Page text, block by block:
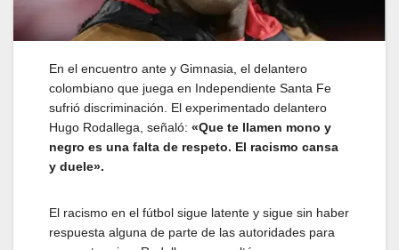
En el encuentro ante y Gimnasia, el delantero
colombiano que juega en Independiente Santa Fe
sufrió discriminación. El experimentado delantero
Hugo Rodallega, señaló: «Que te llamen mono y
negro es una falta de respeto. El racismo cansa
y duele».
El racismo en el fútbol sigue latente y sigue sin haber
respuesta alguna de parte de las autoridades para